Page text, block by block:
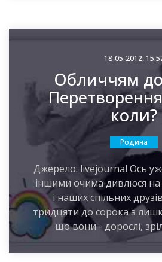
18-05-2012,
Обличчям до
коли?
Родина
Джерело: livejournal Ось
іншими очима дивлюся на
і наших спільних
тридцяти до сорока з
що вони - дорослі,